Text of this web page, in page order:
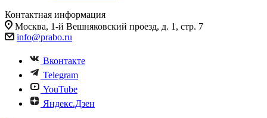
Контактная информация
Москва, 1-й Вешняковский проезд, д. 1, стр. 7
info@prabo.ru
Вконтакте
Telegram
YouTube
Яндекс.Дзен